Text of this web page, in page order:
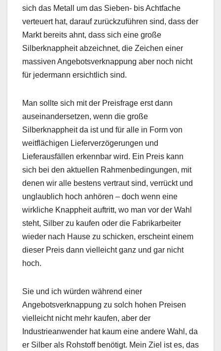
sich das Metall um das Sieben- bis Achtfache
verteuert hat, darauf zurückzuführen sind, dass der
Markt bereits ahnt, dass sich eine große
Silberknappheit abzeichnet, die Zeichen einer
massiven Angebotsverknappung aber noch nicht
für jedermann ersichtlich sind.
Man sollte sich mit der Preisfrage erst dann
auseinandersetzen, wenn die große
Silberknappheit da ist und für alle in Form von
weitflächigen Lieferverzögerungen und
Lieferausfällen erkennbar wird. Ein Preis kann
sich bei den aktuellen Rahmenbedingungen, mit
denen wir alle bestens vertraut sind, verrückt und
unglaublich hoch anhören – doch wenn eine
wirkliche Knappheit auftritt, wo man vor der Wahl
steht, Silber zu kaufen oder die Fabrikarbeiter
wieder nach Hause zu schicken, erscheint einem
dieser Preis dann vielleicht ganz und gar nicht
hoch.
Sie und ich würden während einer
Angebotsverknappung zu solch hohen Preisen
vielleicht nicht mehr kaufen, aber der
Industrieanwender hat kaum eine andere Wahl, da
er Silber als Rohstoff benötigt. Mein Ziel ist es, das